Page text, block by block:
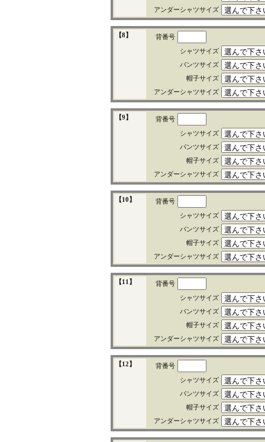
アンダーシャツサイズ
【8】
背番号
シャツサイズ
パンツサイズ
帽子サイズ
アンダーシャツサイズ
【9】
背番号
シャツサイズ
パンツサイズ
帽子サイズ
アンダーシャツサイズ
【10】
背番号
シャツサイズ
パンツサイズ
帽子サイズ
アンダーシャツサイズ
【11】
背番号
シャツサイズ
パンツサイズ
帽子サイズ
アンダーシャツサイズ
【12】
背番号
シャツサイズ
パンツサイズ
帽子サイズ
アンダーシャツサイズ